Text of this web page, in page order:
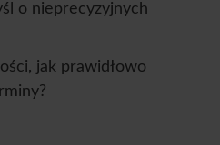
o nieprecyzyjnych
jak prawidłowo